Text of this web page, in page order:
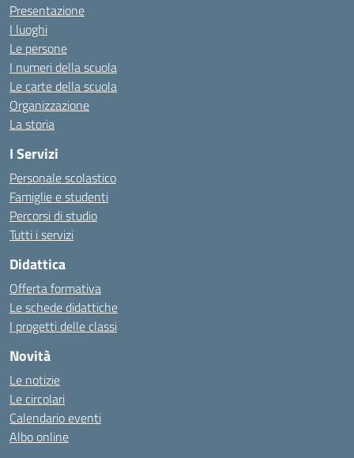
Presentazione
I luoghi
Le persone
I numeri della scuola
Le carte della scuola
Organizzazione
La storia
I Servizi
Personale scolastico
Famiglie e studenti
Percorsi di studio
Tutti i servizi
Didattica
Offerta formativa
Le schede didattiche
I progetti delle classi
Novità
Le notizie
Le circolari
Calendario eventi
Albo online